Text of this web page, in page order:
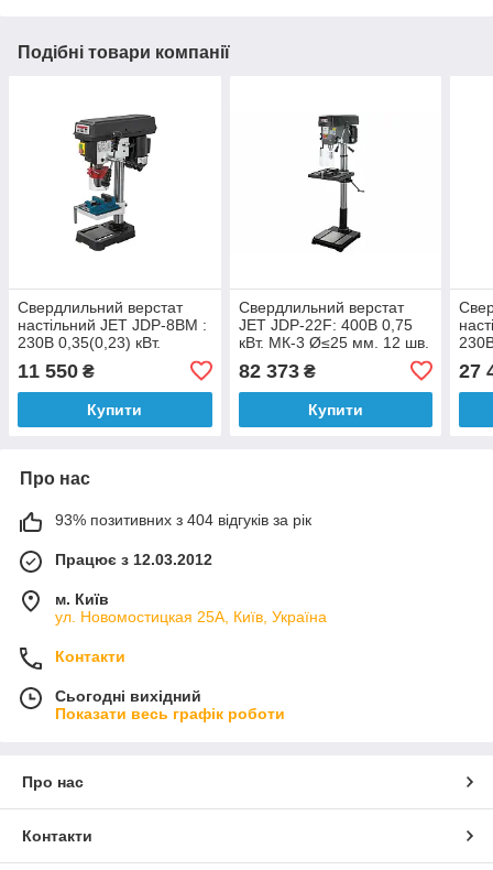
Подібні товари компанії
Свердлильний верстат
настільний JET JDP-8BM :
230В 0,35(0,23) кВт.
B16/JT33. Ø ≤16 мм. 5 шв.
550-2600
11 550 ₴
Купити
Свердлильний верстат
JET JDP-22F: 400В 0,75
кВт. МК-3 Ø≤25 мм. 12 шв.
82 373₴
Купити
об.
27
Про нас
93% позитивних з 404 відгуків за рік
Працює з 12.03.2012
м. Київ
ул. Новомостицкая 25А, Київ, Україна
Контакти
Сьогодні вихідний
Показати весь графік роботи
Про нас
Контакти